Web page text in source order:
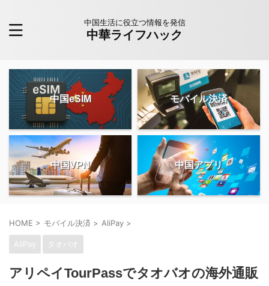
中国生活に役立つ情報を発信
中華ライフハック
中国eSIM モバイル決済
中国VPN 中国アプリ
HOME > モバイル決済 > AliPay >
AliPay タオバオ
アリペイTourPassでタオバオの海外通販